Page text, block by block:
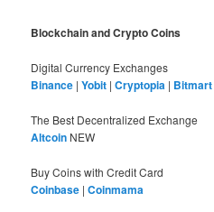
Blockchain and Crypto Coins
Digital Currency Exchanges
Binance |Yobit |Cryptopia | Bitmart
The Best Decentralized Exchange
Altcoin NEW
Buy Coins with Credit Card
Coinbase |Coinmama